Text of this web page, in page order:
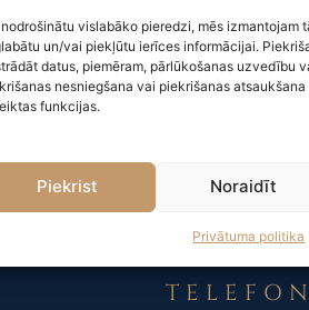
vislabāko pieredzi, mēs izmantojam
un/vai piekļūtu ierīces informācijai.
datus, piemēram, pārlūkošanas uzvedību
nesniegšana vai piekrišanas
funkcijas.
Piekrist Noraidīt
Privātuma politika